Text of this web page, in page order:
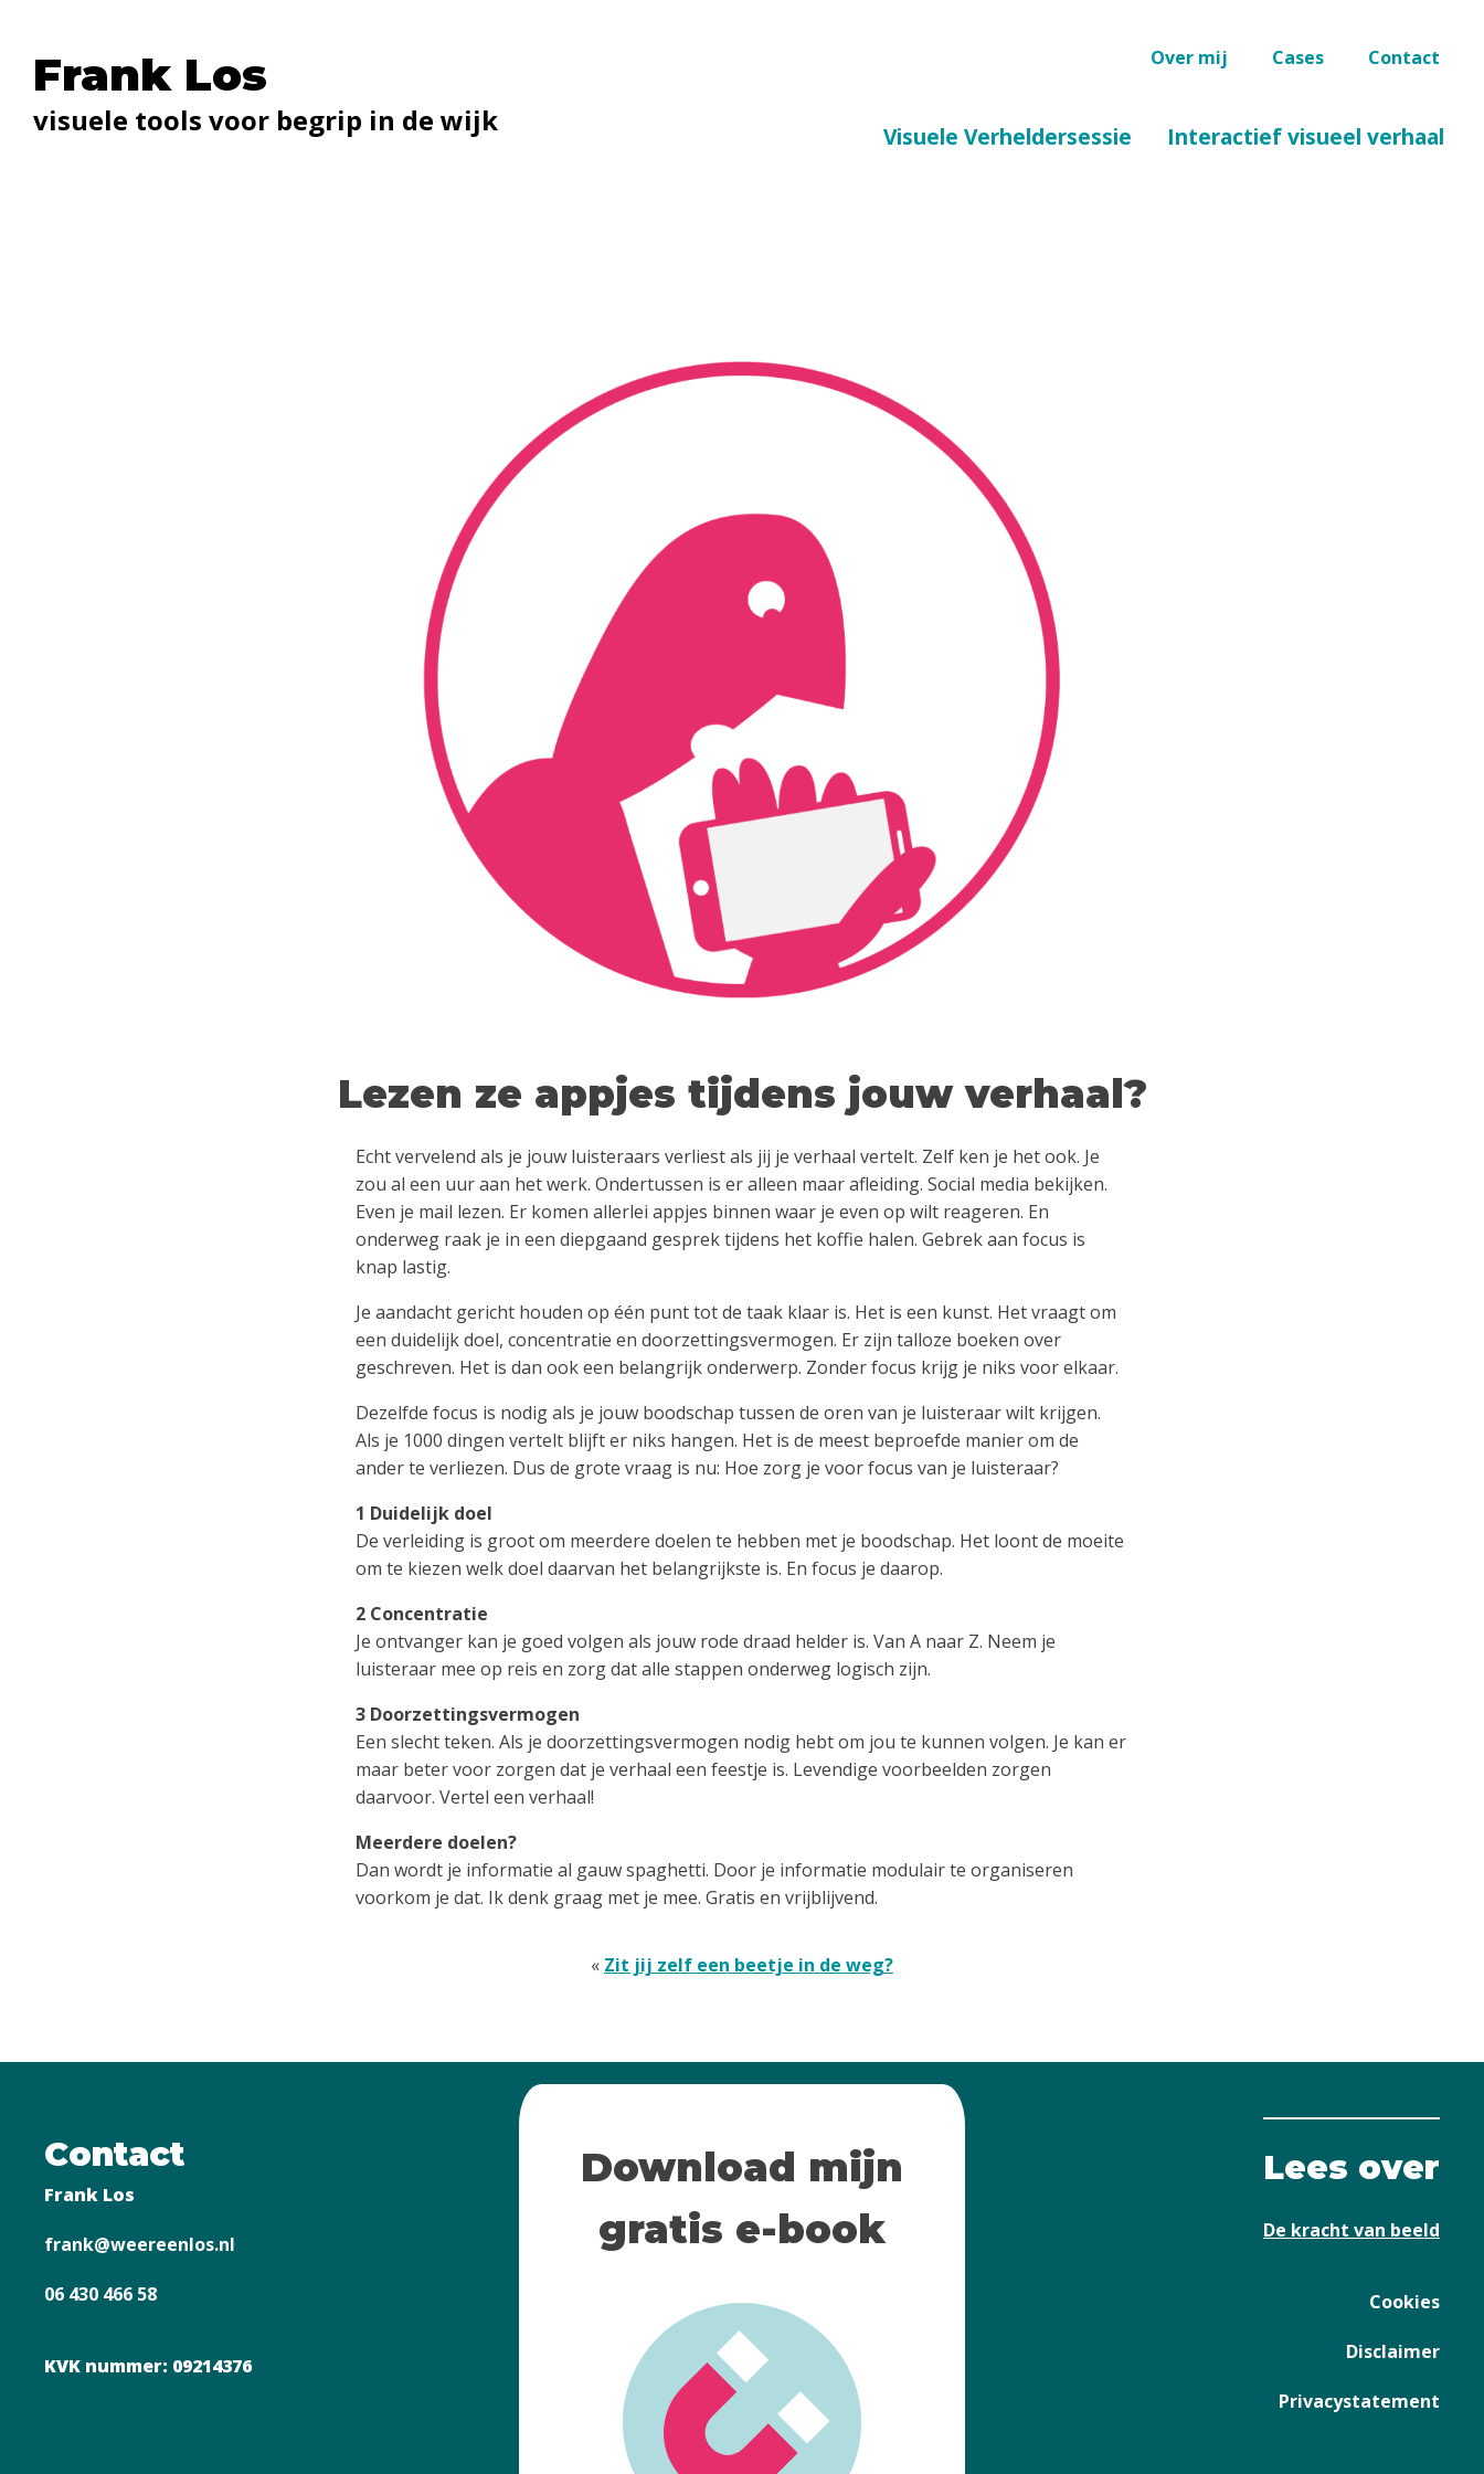
Frank Los
visuele tools voor begrip in de wijk
Over mij Cases Contact
Visuele Verheldersessie Interactief visueel verhaal
Lezen ze appjes tijdens jouw verhaal?
Echt vervelend als je jouw luisteraars verliest als jij je verhaal vertelt. Zelf ken je het ook. Je
zou al een uur aan het werk. Ondertussen is er alleen maar afleiding. Social media bekijken.
Even je mail lezen. Er komen allerlei appjes binnen waar je even op wilt reageren. En
onderweg raak je in een diepgaand gesprek tijdens het koffie halen. Gebrek aan focus is
knap lastig.
Je aandacht gericht houden op één punt tot de taak klaar is. Het is een kunst. Het vraagt om
een duidelijk doel, concentratie en doorzettingsvermogen. Er zijn talloze boeken over
geschreven. Het is dan ook een belangrijk onderwerp. Zonder focus krijg je niks voor elkaar.
Dezelfde focus is nodig als je jouw boodschap tussen de oren van je luisteraar wilt krijgen.
Als je 1000 dingen vertelt blijft er niks hangen. Het is de meest beproefde manier om de
ander te verliezen. Dus de grote vraag is nu: Hoe zorg je voor focus van je luisteraar?
1 Duidelijk doel
De verleiding is groot om meerdere doelen te hebben met je boodschap. Het loont de moeite
om te kiezen welk doel daarvan het belangrijkste is. En focus je daarop.
2 Concentratie
Je ontvanger kan je goed volgen als jouw rode draad helder is. Van A naar Z. Neem je
luisteraar mee op reis en zorg dat alle stappen onderweg logisch zijn.
3 Doorzettingsvermogen
Een slecht teken. Als je doorzettingsvermogen nodig hebt om jou te kunnen volgen. Je kan er
maar beter voor zorgen dat je verhaal een feestje is. Levendige voorbeelden zorgen
daarvoor. Vertel een verhaal!
Meerdere doelen?
Dan wordt je informatie al gauw spaghetti. Door je informatie modulair te organiseren
voorkom je dat. Ik denk graag met je mee. Gratis en vrijblijvend.
« Zit jij zelf een beetje in de weg?
Contact
Frank Los
frank@weereenlos.nl
06 430 466 58
KVK nummer: 09214376
Download mijn
gratis e-book
Lees over
De kracht van beeld
Cookies
Disclaimer
Privacystatement